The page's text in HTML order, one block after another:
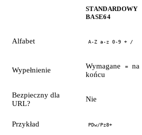
STANDARDOWY
BASE64
Alfabet A-Z a-z 0-9 + /
Wypełnienie Wymagane =
na
końcu
Bezpieczny dla
URL?
Nie
Przykład PDw/Pz8+